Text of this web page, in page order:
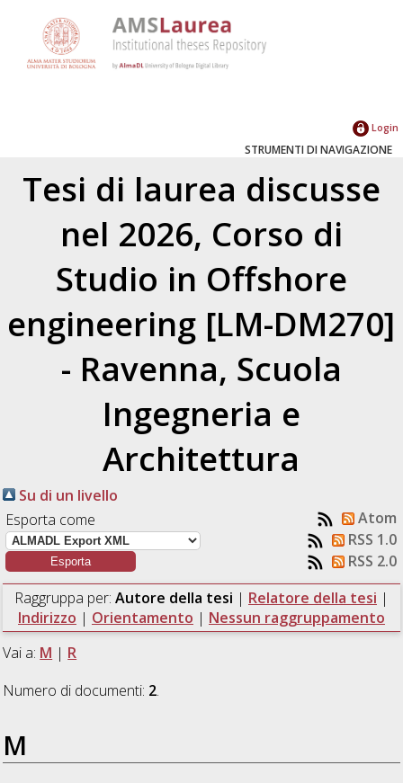
Login
STRUMENTI DI NAVIGAZIONE
Tesi di laurea discusse
nel 2026, Corso di
Studio in Offshore
engineering [LM-DM270]
- Ravenna, Scuola
Ingegneria e
Architettura
Su di un livello
Esporta come
Atom
RSS 1.0
RSS 2.0
Raggruppa per: Autore della tesi | Relatore della tesi |
Indirizzo | Orientamento | Nessun raggruppamento
Vai a: M | R
Numero di documenti: 2.
M